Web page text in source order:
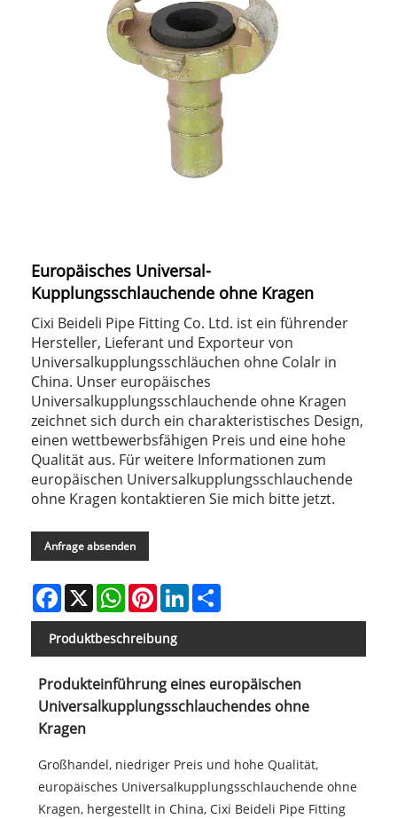
Europäisches Universal-
Kupplungsschlauchende ohne Kragen
Cixi Beideli Pipe Fitting Co. Ltd. ist ein führender
Hersteller, Lieferant und Exporteur von
Universalkupplungsschläuchen ohne Colalr in
China. Unser europäisches
Universalkupplungsschlauchende ohne Kragen
zeichnet sich durch ein charakteristisches Design,
einen wettbewerbsfähigen Preis und eine hohe
Qualität aus. Für weitere Informationen zum
europäischen Universalkupplungsschlauchende
ohne Kragen kontaktieren Sie mich bitte jetzt.
Anfrage absenden
Facebook
X WhatsAppPinterestLinkedIn
Produktbeschreibung
Produkteinführung eines europäischen
Universalkupplungsschlauchendes ohne
Kragen
Großhandel, niedriger Preis und hohe Qualität,
europäisches Universalkupplungsschlauchende ohne
Kragen, hergestellt in China, Cixi Beideli Pipe Fitting